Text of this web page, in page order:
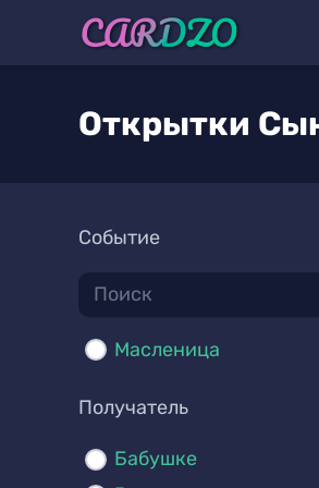
Открытки
Событие
Масленица
Получатель
Бабушке